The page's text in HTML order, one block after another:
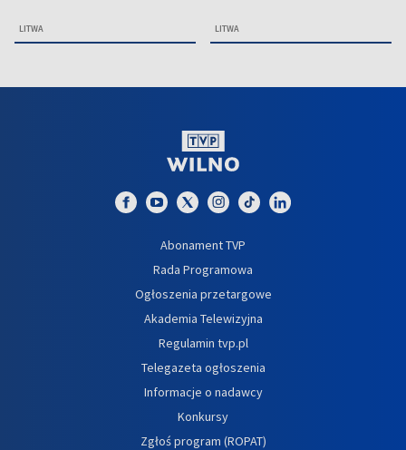
LITWA LITWA
Abonament TVP
Rada Programowa
Ogłoszenia przetargowe
Akademia Telewizyjna
Regulamin tvp.pl
Telegazeta ogłoszenia
Informacje o nadawcy
Konkursy
Zgłoś program (ROPAT)